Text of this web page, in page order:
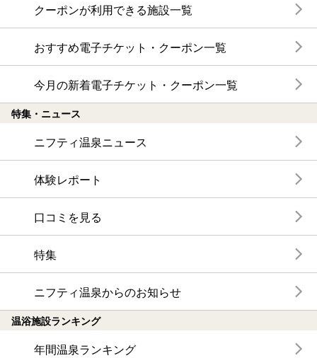
クーポンが利用できる施設一覧
おすすめ電子チケット・クーポン一覧
今月の新着電子チケット・クーポン一覧
特集・ニュース
ニフティ温泉ニュース
体験レポート
口コミを見る
特集
ニフティ温泉からのお知らせ
温浴施設ランキング
年間温泉ランキング